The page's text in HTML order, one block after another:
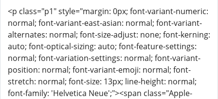
<p class="p1" style="margin: 0px; font-variant-numeric:
normal; font-variant-east-asian: normal; font-variant-
alternates: normal; font-size-adjust: none; font-kerning:
auto; font-optical-sizing: auto; font-feature-settings:
normal; font-variation-settings: normal; font-variant-
position: normal; font-variant-emoji: normal; font-
stretch: normal; font-size: 13px; line-height: normal;
font-family: 'Helvetica Neue';"><span class="Apple-